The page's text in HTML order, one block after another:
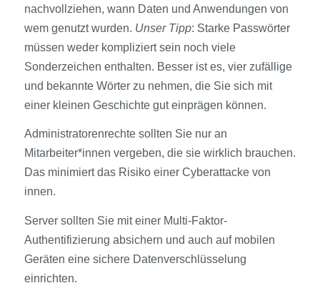
nachvollziehen, wann Daten und Anwendungen von
wem genutzt wurden. Unser Tipp: Starke Passwörter
müssen weder kompliziert sein noch viele
Sonderzeichen enthalten. Besser ist es, vier zufällige
und bekannte Wörter zu nehmen, die Sie sich mit
einer kleinen Geschichte gut einprägen können.
Administratorenrechte sollten Sie nur an
Mitarbeiter*innen vergeben, die sie wirklich brauchen.
Das minimiert das Risiko einer Cyberattacke von
innen.
Server sollten Sie mit einer Multi-Faktor-
Authentifizierung absichern und auch auf mobilen
Geräten eine sichere Datenverschlüsselung
einrichten.